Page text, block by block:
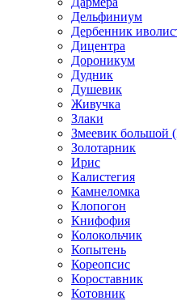
Дельфиниум
Дербенник
Дицентра
Дороникум
Дудник
Душевик
Живучка
Злаки
Змеевик большой
Золотарник
Ирис
Калистегия
Камнеломка
Клопогон
Книфофия
Колокольчик
Копытень
Кореопсис
Короставник
Котовник